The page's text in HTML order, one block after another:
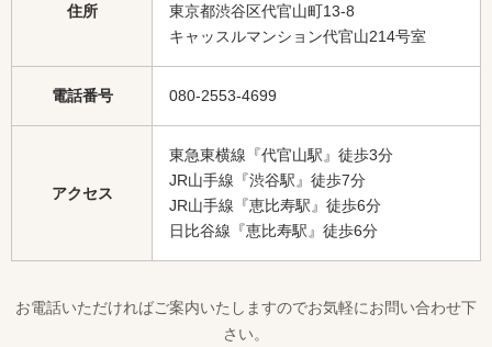
住所
東京都渋谷区代官山町13-8
キャッスルマンション代官山214号室
電話番号 080-2553-4699
アクセス
東急東横線『代官山駅』徒歩3分
JR山手線『渋谷駅』徒歩7分
JR山手線『恵比寿駅』徒歩6分
日比谷線『恵比寿駅』徒歩6分
お電話いただければご案内いたしますのでお気軽にお問い合わせ下
さい。